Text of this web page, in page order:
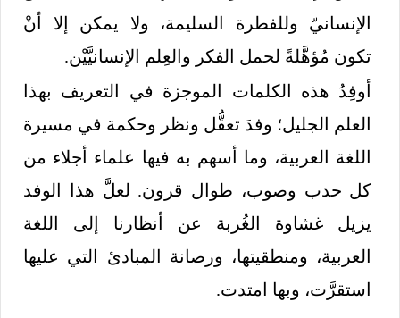
الإنسانيّ وللفطرة السليمة، ولا يمكن إلا أنْ
تكون مُؤهَّلةً لحمل الفكر والعِلم الإنسانيَّيْن.
أوفِدُ هذه الكلمات الموجزة في التعريف بهذا
العلم الجليل؛ وفدَ تعقُّل ونظر وحكمة في مسيرة
اللغة العربية، وما أسهم به فيها علماء أجلاء من
كل حدب وصوب، طوال قرون. لعلَّ هذا الوفد
يزيل غشاوة الغُربة عن أنظارنا إلى اللغة
العربية، ومنطقيتها، ورصانة المبادئ التي عليها
استقرَّت، وبها امتدت.